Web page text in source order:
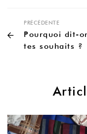
PRÉCÉDENTE
Pourquoi dit-
tes souhaits ?